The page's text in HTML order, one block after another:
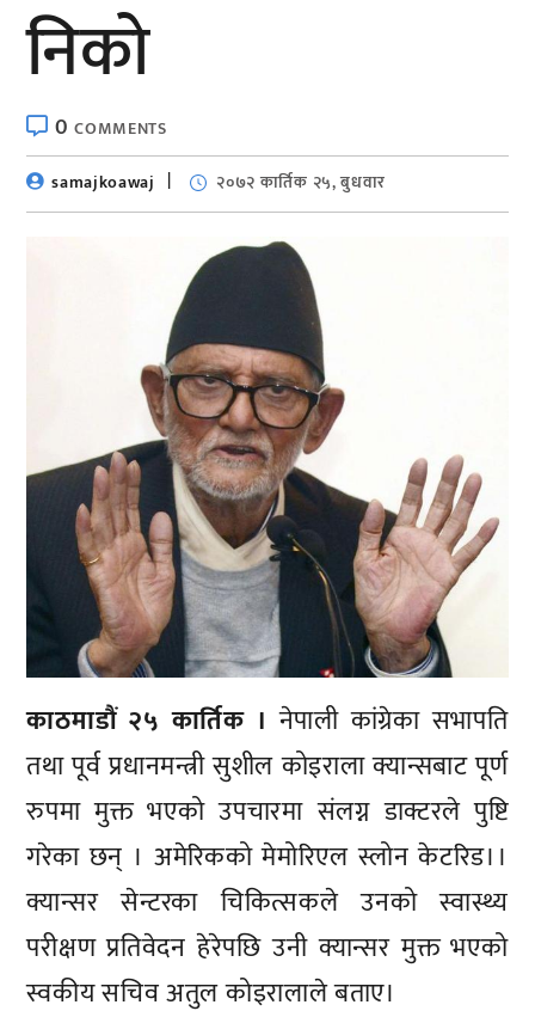
निको
0COMMENTS
samajkoawaj
२०७२ कार्तिक २५, बुधवार
काठमाडौं २५ कार्तिक । नेपाली कांग्रेका सभापति
तथा पूर्व प्रधानमन्त्री सुशील कोइराला क्यान्सबाट पूर्ण
रुपमा मुक्त भएको उपचारमा संलग्न डाक्टरले पुष्टि
गरेका छन् । अमेरिकको मेमोरिएल स्लोन केटरिड।।
क्यान्सर सेन्टरका चिकित्सकले उनको स्वास्थ्य
परीक्षण प्रतिवेदन हेरेपछि उनी क्यान्सर मुक्त भएको
स्वकीय सचिव अतुल कोइरालाले बताए।